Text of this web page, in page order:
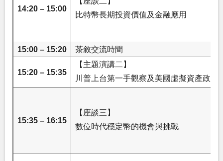
14:20 – 15:00
比特幣長期投資價值及金融應用
15:00 – 15:20 茶敘交流時間
15:20 – 15:35
【主題演講二】
川普上台第一手觀察及美國虛擬資產政策
15:35 – 16:15
【座談三】
數位時代穩定幣的機會與挑戰